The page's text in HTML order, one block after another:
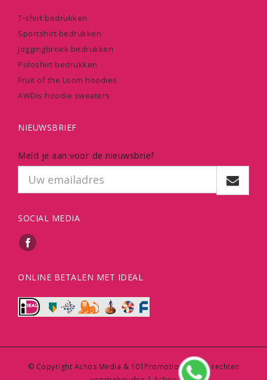
T-shirt bedrukken
Sportshirt bedrukken
Joggingbroek bedrukken
Poloshirt bedrukken
Fruit of the Loom hoodies
AWDis hoodie sweaters
NIEUWSBRIEF
Meld je aan voor de nieuwsbrief
SOCIAL MEDIA
ONLINE BETALEN MET IDEAL
© Copyright Achos Media & 101Promotions | Alle rechten